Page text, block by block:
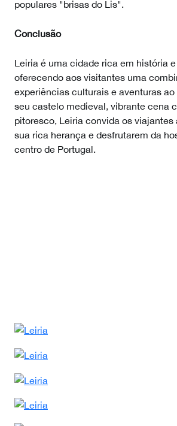
populares "brisas do Lis".
Conclusão
Leiria é uma cidade rica em história
oferecendo aos visitantes uma
experiências culturais e aventuras ao
seu castelo medieval, vibrante cena
pitoresco, Leiria convida os viajantes
sua rica herança e desfrutarem da
centro de Portugal.